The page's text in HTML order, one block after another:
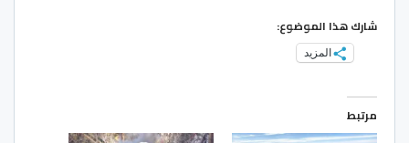
شارك هذا الموضوع:
المزيد
مرتبط